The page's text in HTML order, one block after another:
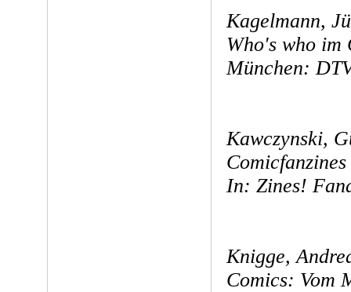
Kagelmann,
Who's who im
München:
Kawczynski,
In: Zines!
Knigge,
Comics: Vom